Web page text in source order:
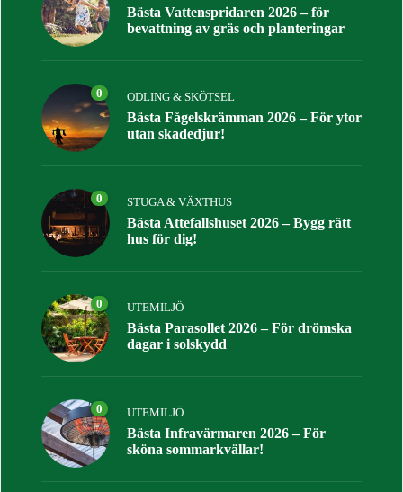
Bästa Vattenspridaren 2026 – för
bevattning av gräs och planteringar
0 ODLING & SKÖTSEL
Bästa Fågelskrämman 2026 – För ytor
utan skadedjur!
0 STUGA & VÄXTHUS
Bästa Attefallshuset 2026 – Bygg rätt
hus för dig!
0 UTEMILJÖ
Bästa Parasollet 2026 – För drömska
dagar i solskydd
0 UTEMILJÖ
Bästa Infravärmaren 2026 – För
sköna sommarkvällar!